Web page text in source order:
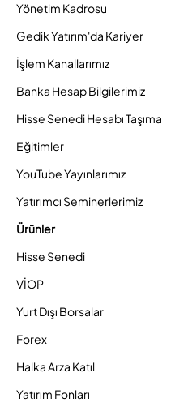
Yönetim Kadrosu
Gedik Yatırım'da Kariyer
İşlem Kanallarımız
Banka Hesap Bilgilerimiz
Hisse Senedi Hesabı Taşıma
Eğitimler
YouTube Yayınlarımız
Yatırımcı Seminerlerimiz
Ürünler
Hisse Senedi
VİOP
Yurt Dışı Borsalar
Forex
Halka Arza Katıl
Yatırım Fonları